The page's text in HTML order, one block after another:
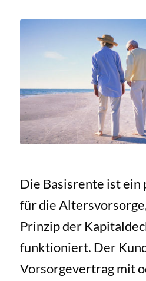
Die Basisrente ist
für die
Prinzip der
funktioniert. Der
Vorsorgevertrag mit